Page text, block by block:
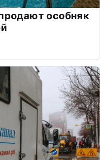
особняк